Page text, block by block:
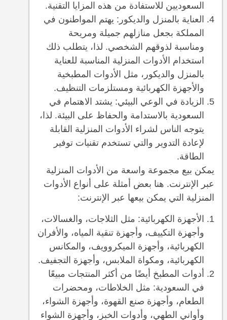
السعوديين للاستفادة من هذه المزايا التقنية.
العناية بالمنزل والديكور: يهتم المواطنون في
المملكة بجعل منازلهم جميلة ومريحة
ومناسبة لذوقهم الشخصي. لذا، يتطلب ذلك
استخدام الأدوات المنزلية المناسبة للعناية
بالمنزل والديكور، مثل الأدوات المطبخية
والأجهزة الكهربائية ومستلزمات التنظيف.
الزيادة في الوعي البيئي: يشتد الاهتمام في
السعودية بالاستدامة والحفاظ على البيئة. لذا،
يتوجه الناس لشراء الأدوات المنزلية القابلة
لإعادة التدوير والتي تستخدم تقنيات توفير
الطاقة.
يمكن بيع مجموعة واسعة من الأدوات المنزلية
عبر الإنترنت. هنا بعض أمثلة على أنواع الأدوات
المنزلية التي يمكن بيعها عبر الإنترنت:
الأجهزة الكهربائية: مثل الثلاجات، والغسالات،
وأجهزة التكييف، وأجهزة تنقية المياه، والأفران
الكهربائية، وأجهزة الميكروويف، والمكانس
الكهربائية، ومكواة الملابس، وأجهزة التجفيف.
أدوات المطبخ أيضًا من أكثر المنتجات مبيعًا
في السعودية: مثل الخلاطات، ومحضرات
الطعام، وأجهزة صنع القهوة، وأجهزة الشواء،
وأواني الطهي، وأدوات الخبز، وأجهزة الشواء